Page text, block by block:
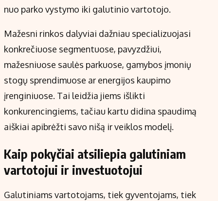
nuo parko vystymo iki galutinio vartotojo.
Mažesni rinkos dalyviai dažniau specializuojasi
konkrečiuose segmentuose, pavyzdžiui,
mažesniuose saulės parkuose, gamybos įmonių
stogų sprendimuose ar energijos kaupimo
įrenginiuose. Tai leidžia jiems išlikti
konkurencingiems, tačiau kartu didina spaudimą
aiškiai apibrėžti savo nišą ir veiklos modelį.
Kaip pokyčiai atsiliepia galutiniam
vartotojui ir investuotojui
Galutiniams vartotojams, tiek gyventojams, tiek